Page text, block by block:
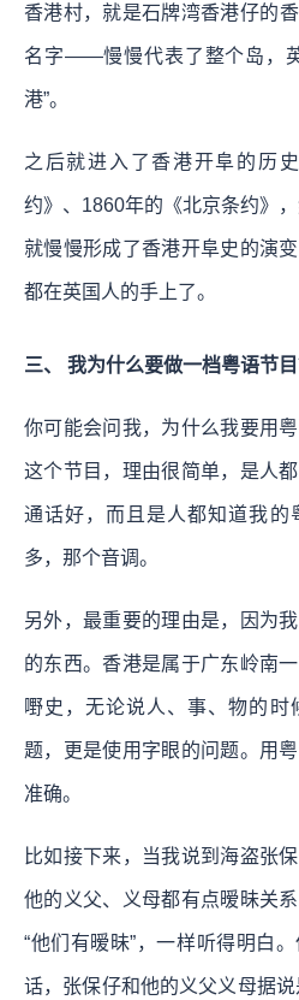
香港村，就是石牌湾香港仔的
名字——慢慢代表了整个岛，
港”。
之后就进入了香港开阜的历
约》、1860年的《北京条约》
就慢慢形成了香港开阜史的演
都在英国人的手上了。
三、 我为什么要做一档粤语节目
你可能会问我，为什么我要用
这个节目，理由很简单，是人
通话好，而且是人都知道我的
多，那个音调。
另外，最重要的理由是，因为
的东西。香港是属于广东岭南
嘢史，无论说人、事、物的时
题，更是使用字眼的问题。用
准确。
比如接下来，当我说到海盗张
他的义父、义母都有点暧昧关
“他们有暧昧”，一样听得明白
话，张保仔和他的义父义母据说